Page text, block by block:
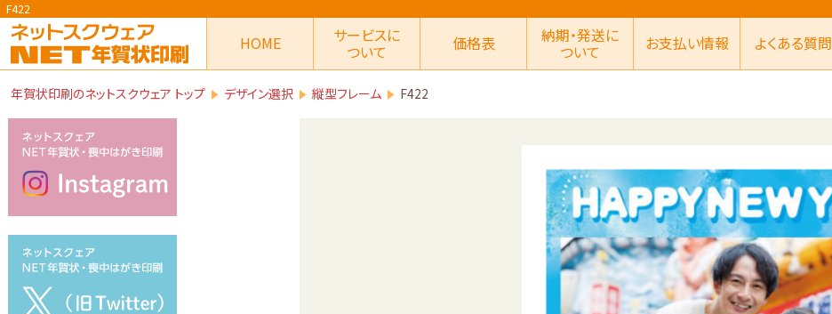
F422
HOME サービスに
ついて 価格表 納期・発送に
ついて お支払い情報 よくある質問
年賀状印刷のネットスクウェア トップ デザイン選択 縦型フレーム F422